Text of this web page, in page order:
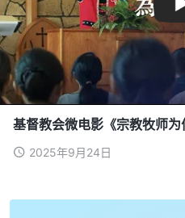
基督教会微电影《宗教牧师为
2025年9月24日